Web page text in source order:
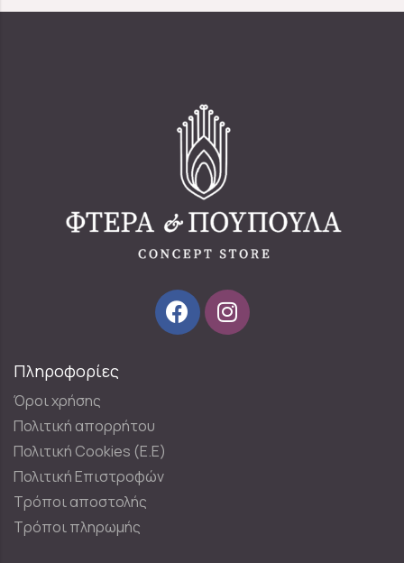
Πληροφορίες
Όροι χρήσης
Πολιτική απορρήτου
Πολιτική Cookies (E.E)
Πολιτική Επιστροφών
Τρόποι αποστολής
Τρόποι πληρωμής